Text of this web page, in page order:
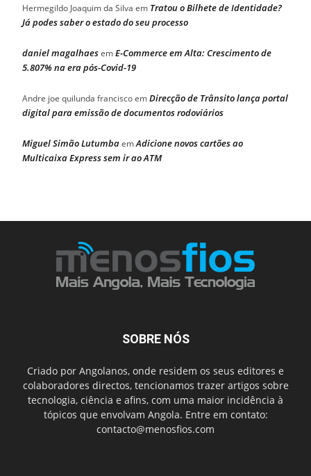
Hermegildo Joaquim da Silva em Tratou o Bilhete de Identidade?
Já podes saber o estado do seu processo
daniel magalhaesemE-Commerce em Alta: Crescimento de
5.807% na era pós-Covid-19
Andre joe quilunda franciscoemDirecção de Trânsito lança portal
digital para emissão de documentos rodoviários
Miguel Simão LutumbaemAdicione novos cartões ao
Multicaixa Express sem ir ao ATM
SOBRE NÓS
Criado por Angolanos, onde residem os seus editores e
colaboradores directos, tencionamos trazer artigos sobre
tecnologia, ciência e afins, com uma maior incidência à
tópicos que envolvam Angola. Entre em contato:
contacto@menosfios.com